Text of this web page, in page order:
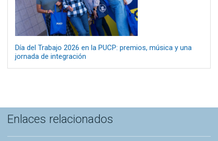
Día del Trabajo 2026 en la PUCP: premios, música y una
jornada de integración
Enlaces relacionados